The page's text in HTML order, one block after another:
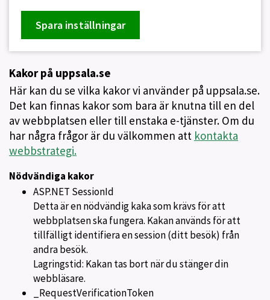
Spara inställningar
Kakor på uppsala.se
Här kan du se vilka kakor vi använder på uppsala.se.
Det kan finnas kakor som bara är knutna till en del
av webbplatsen eller till enstaka e-tjänster. Om du
har några frågor är du välkommen att kontakta
webbstrategi.
Nödvändiga kakor
ASP.NET SessionId
Detta är en nödvändig kaka som krävs för att
webbplatsen ska fungera. Kakan används för att
tillfälligt identifiera en session (ditt besök) från
andra besök.
Lagringstid: Kakan tas bort när du stänger din
webbläsare.
_RequestVerificationToken